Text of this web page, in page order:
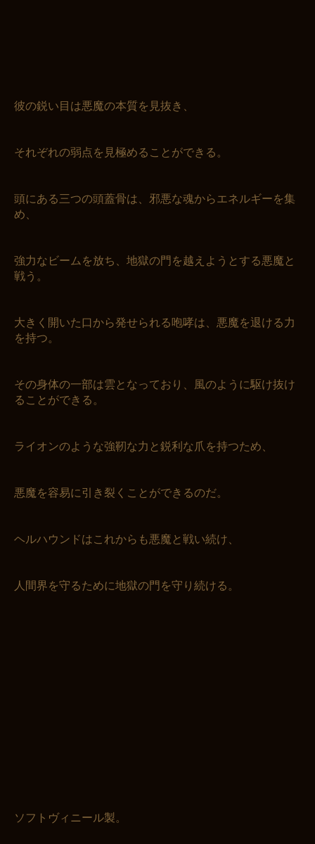
彼の鋭い目は悪魔の本質を見抜き、
それぞれの弱点を見極めることができる。
頭にある三つの頭蓋骨は、邪悪な魂からエネルギーを集
め、
強力なビームを放ち、地獄の門を越えようとする悪魔と
戦う。
大きく開いた口から発せられる咆哮は、悪魔を退ける力
を持つ。
その身体の一部は雲となっており、風のように駆け抜け
ることができる。
ライオンのような強靭な力と鋭利な爪を持つため、
悪魔を容易に引き裂くことができるのだ。
ヘルハウンドはこれからも悪魔と戦い続け、
人間界を守るために地獄の門を守り続ける。
ソフトヴィニール製。